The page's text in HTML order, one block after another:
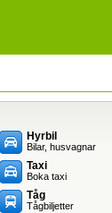
Hyrbil
Bilar, husvagnar
Taxi
Boka taxi
Tåg
Tågbiljetter